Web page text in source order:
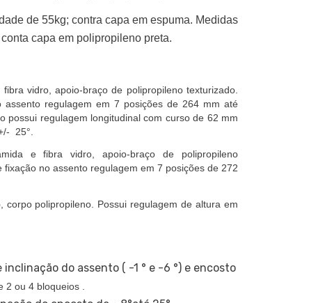
de 55kg; contra capa em espuma. Medidas
capa em polipropileno preta.
vidro, apoio-braço de polipropileno texturizado.
assento regulagem em 7 posições de 264 mm até
possui regulagem longitudinal com curso de 62 mm
25°.
e fibra vidro, apoio-braço de polipropileno
fixação no assento regulagem em 7 posições de 272
corpo polipropileno. Possui regulagem de altura em
do assento ( -1 ° e -6 °) e encosto
ou 4 bloqueios .